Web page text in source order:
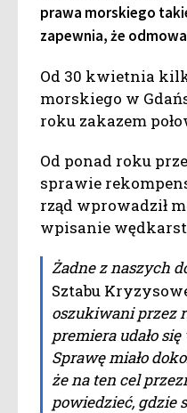
prawa morskiego
zapewnia, że
Od 30 kwietnia
morskiego w
roku zakazem
Od ponad roku
sprawie
rząd wprowadził
wpisanie
Żadne z naszych
Sztabu
oszukiwani przez
premiera udało
Sprawę miało
że na ten cel
powiedzieć, gdzie